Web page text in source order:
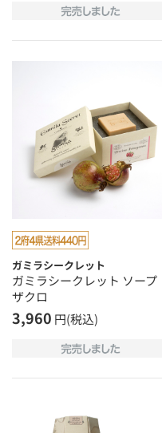
ガミラシークレット
ガミラシークレット ソープ
ザクロ
3,960 円(税込)